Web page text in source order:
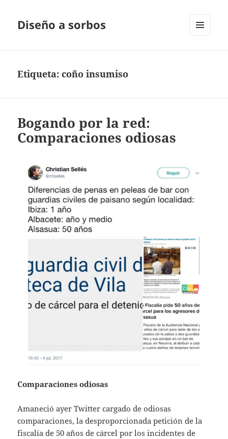
Diseño a sorbos
Etiqueta:coño insumiso
Bogando por la red:
Comparaciones odiosas
Comparaciones odiosas
Amaneció ayer Twitter cargado de odiosas
comparaciones, la desproporcionada petición de la
fiscalía de 50 años de cárcel por los incidentes de